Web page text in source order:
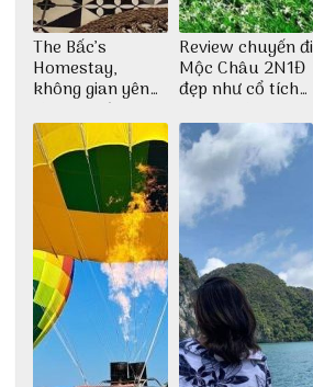
The Bấc’s
Homestay,
không gian yên
bình tại Hòn Sơn
Review chuyến đi
Mộc Châu 2N1Đ
đẹp như cổ tích
Thu Hà